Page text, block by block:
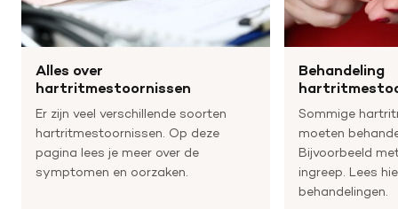
Alles over
hartritmestoornissen
Er zijn veel verschillende soorten
hartritmestoornissen. Op deze
pagina lees je meer over de
symptomen en oorzaken.
Behandeling
Sommige
moeten
Bijvoorbeeld
ingreep. Lees
behandelingen.